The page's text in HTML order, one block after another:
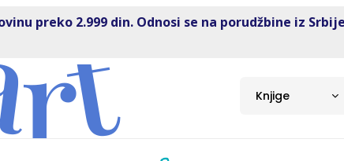
preko 2.999 din. Odnosi se na porudžbine iz
Knjige